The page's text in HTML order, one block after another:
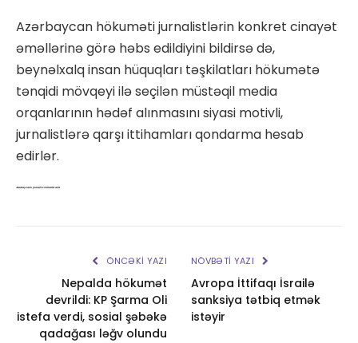
Azərbaycan hökuməti jurnalistlərin konkret cinayət
əməllərinə görə həbs edildiyini bildirsə də,
beynəlxalq insan hüquqları təşkilatları hökumətə
tənqidi mövqeyi ilə seçilən müstəqil media
orqanlarının hədəf alınmasını siyasi motivli,
jurnalistlərə qarşı ittihamları qondarma hesab
edirlər.
Azərbaycanlı jurnalist mükafat alıb
ÖNCƏKI YAZI
Nepalda hökumət
devrildi: KP Şarma Oli
istefa verdi, sosial şəbəkə
qadağası ləğv olundu
NÖVBƏTI YAZI
Avropa İttifaqı İsrailə
sanksiya tətbiq etmək
istəyir